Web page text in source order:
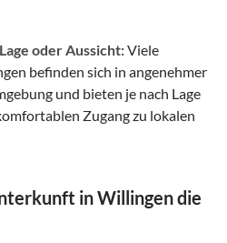
oder Aussicht:Viele
befinden sich in angenehmer
und bieten je nach Lage
Zugang zu lokalen
in Willingen die